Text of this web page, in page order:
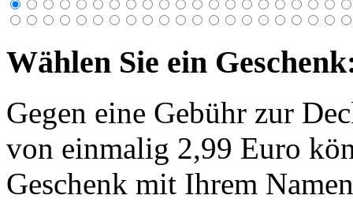
Wählen Sie ein
Gegen eine Gebühr zur
von einmalig 2,99 Euro
Geschenk mit Ihrem